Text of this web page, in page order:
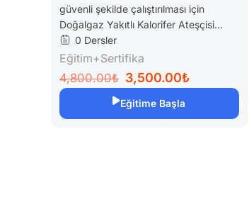
güvenli şekilde çalıştırılması için
Doğalgaz Yakıtlı Kalorifer Ateşçisi...
0 Dersler
Eğitim+Sertifika
4,800.00₺ 3,500.00₺
Eğitime Başla